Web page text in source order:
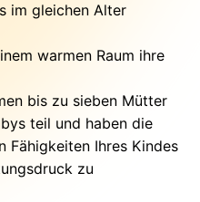
im gleichen Alter
warmen Raum ihre
bis zu sieben Mütter
teil und haben die
Fähigkeiten Ihres Kindes
zu